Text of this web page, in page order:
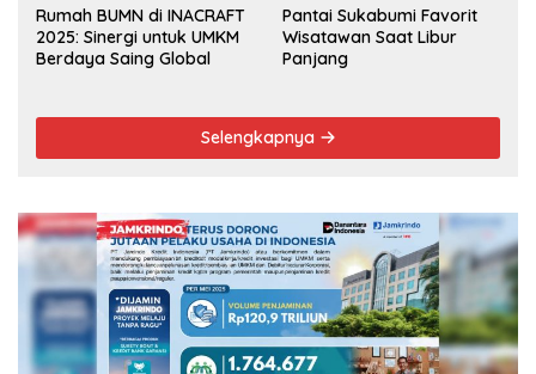
Rumah BUMN di INACRAFT
2025: Sinergi untuk UMKM
Berdaya Saing Global
Pantai Sukabumi Favorit
Wisatawan Saat Libur
Panjang
Selengkapnya